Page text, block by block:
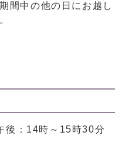
間中の他の日にお越し
後：14時～15時30分